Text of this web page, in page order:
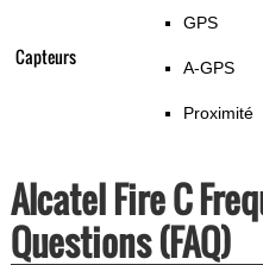
Capteurs
GPS
A-GPS
Proximité
Alcatel Fire C
Questions (FAQ)